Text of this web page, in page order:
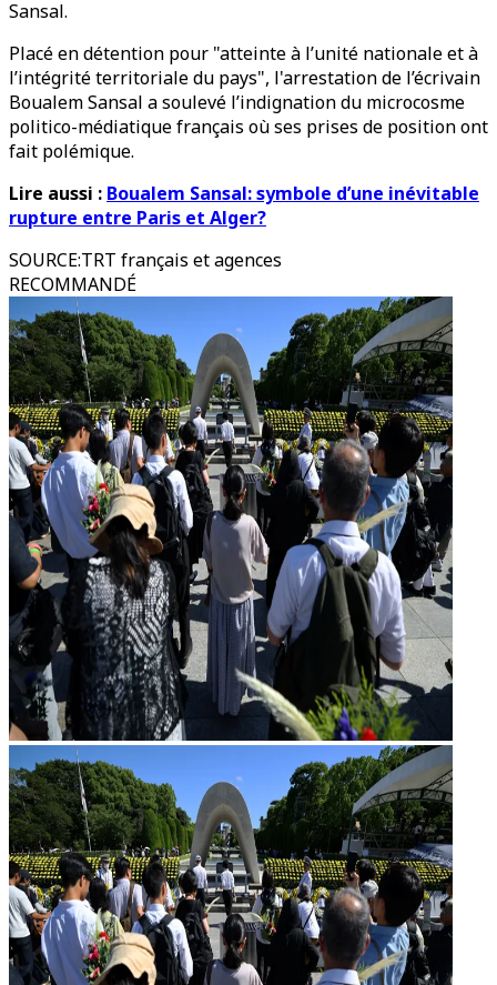
Sansal.
Placé en détention pour "atteinte à l’unité nationale et à
l’intégrité territoriale du pays", l'arrestation de l’écrivain
Boualem Sansal a soulevé l’indignation du microcosme
politico-médiatique français où ses prises de position ont
fait polémique.
Lire aussi : Boualem Sansal: symbole d’une inévitable
rupture entre Paris et Alger?
SOURCE:TRT français et agences
RECOMMANDÉ